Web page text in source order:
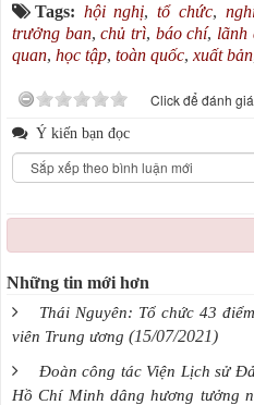
Tags: hội nghị,tổ chức,
trưởng ban,chủ trì, báo chí, lãnh
quan, học tập, toàn quốc, xuất bản
Click để đánh
Ý kiến bạn đọc
Những tin mới hơn
Thái Nguyên: Tổ chức 43
viên Trung ương (15/07/2021)
Đoàn công tác Viện Lịch sử
Hồ Chí Minh dâng hương tưởng